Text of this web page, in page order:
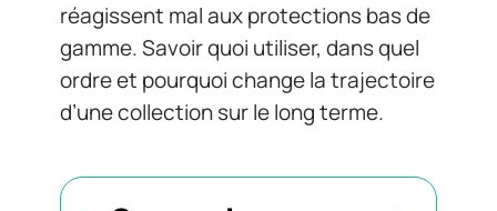
réagissent mal aux protections bas de
gamme. Savoir quoi utiliser, dans quel
ordre et pourquoi change la trajectoire
d’une collection sur le long terme.